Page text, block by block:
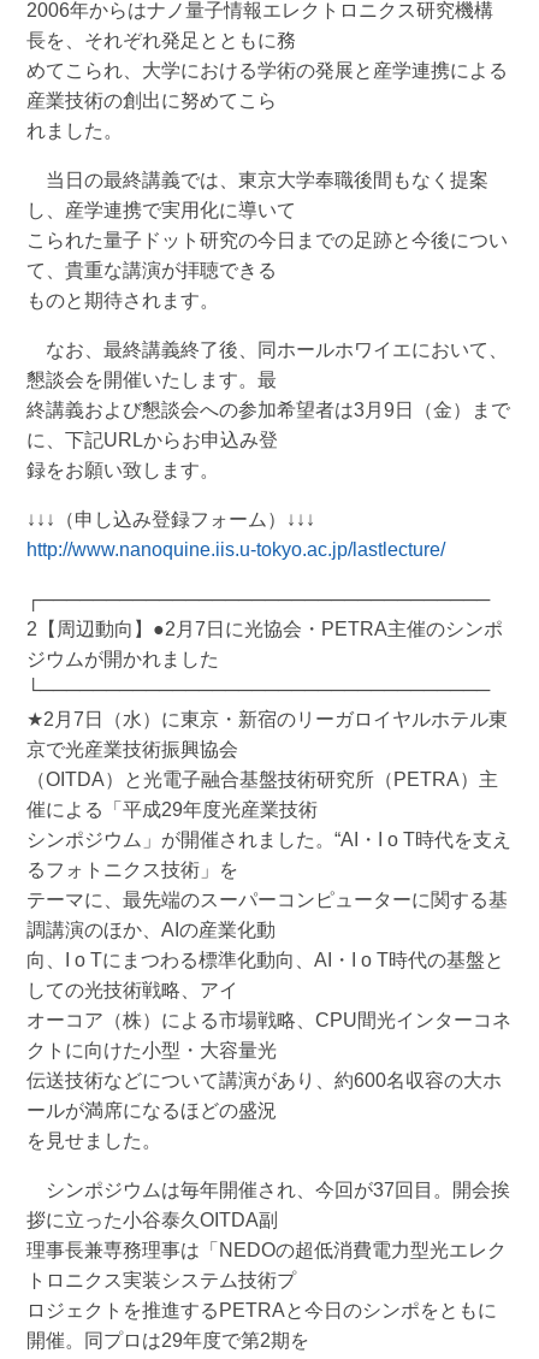
2006年からはナノ量子情報エレクトロニクス研究機構
長を、それぞれ発足とともに務
めてこられ、大学における学術の発展と産学連携による
産業技術の創出に努めてこら
れました。
当日の最終講義では、東京大学奉職後間もなく提案
し、産学連携で実用化に導いて
こられた量子ドット研究の今日までの足跡と今後につい
て、貴重な講演が拝聴できる
ものと期待されます。
なお、最終講義終了後、同ホールホワイエにおいて、
懇談会を開催いたします。最
終講義および懇談会への参加希望者は3月9日（金）まで
に、下記URLからお申込み登
録をお願い致します。
↓↓↓（申し込み登録フォーム）↓↓↓
http://www.nanoquine.iis.u-tokyo.ac.jp/lastlecture/
┌──────────────────────────────────
2【周辺動向】●2月7日に光協会・PETRA主催のシンポ
ジウムが開かれました
└──────────────────────────────────
★2月7日（水）に東京・新宿のリーガロイヤルホテル東
京で光産業技術振興協会
（OITDA）と光電子融合基盤技術研究所（PETRA）主
催による「平成29年度光産業技術
シンポジウム」が開催されました。“AI・I o T時代を支え
るフォトニクス技術」を
テーマに、最先端のスーパーコンピューターに関する基
調講演のほか、AIの産業化動
向、I o Tにまつわる標準化動向、AI・I o T時代の基盤と
しての光技術戦略、アイ
オーコア（株）による市場戦略、CPU間光インターコネ
クトに向けた小型・大容量光
伝送技術などについて講演があり、約600名収容の大ホ
ールが満席になるほどの盛況
を見せました。
シンポジウムは毎年開催され、今回が37回目。開会挨
拶に立った小谷泰久OITDA副
理事長兼専務理事は「NEDOの超低消費電力型光エレク
トロニクス実装システム技術プ
ロジェクトを推進するPETRAと今日のシンポをともに
開催。同プロは29年度で第2期を